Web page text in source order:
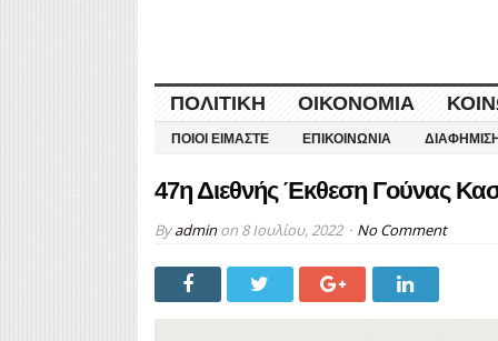
ΠΟΛΙΤΙΚΉ ΟΙΚΟΝΟΜΊΑ
ΠΟΙΟΙ ΕΊΜΑΣΤΕ ΕΠΙΚΟΙΝΩΝΊΑ
47η Διεθνής Έκθεση Γούνας
Byadminon 8 Ιουλίου, 2022 No Comment